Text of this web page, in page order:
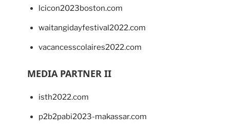
lcicon2023boston.com
waitangidayfestival2022.com
vacancesscolaires2022.com
MEDIA PARTNER II
isth2022.com
p2b2pabi2023-makassar.com